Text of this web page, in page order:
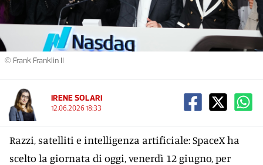
© Frank Franklin II
IRENE SOLARI
12.06.2026 18:33
Razzi, satelliti e intelligenza artificiale: SpaceX ha
scelto la giornata di oggi, venerdì 12 giugno, per